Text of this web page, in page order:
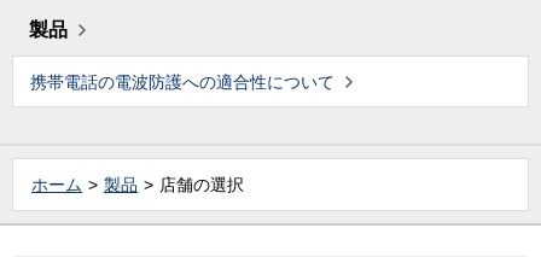
製品
携帯電話の電波防護への適合性について
ホーム 製品 店舗の選択